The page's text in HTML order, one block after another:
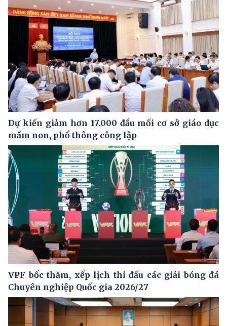
Dự kiến giảm hơn 17.000 đầu mối cơ sở giáo dục
mầm non, phổ thông công lập
VPF bốc thăm, xếp lịch thi đấu các giải bóng đá
Chuyên nghiệp Quốc gia 2026/27